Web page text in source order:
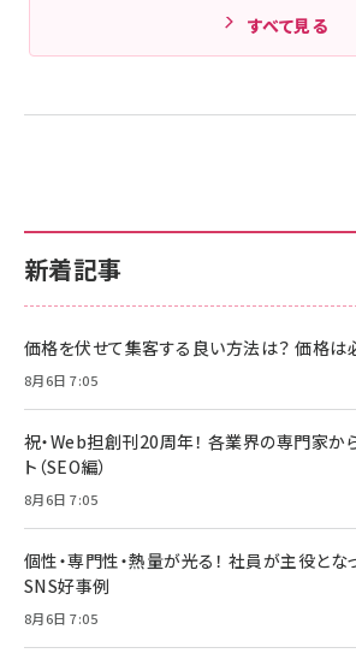
新着記事
価格を伏せて集客する良い方法は？ 価格は
8月6日 7:05
祝・Web担創刊20周年！ 各業界の専門家か
ト（SEO編）
8月6日 7:05
個性・専門性・熱量が光る！ 社員が主役とな
SNS好事例
8月6日 7:05
すべて見る